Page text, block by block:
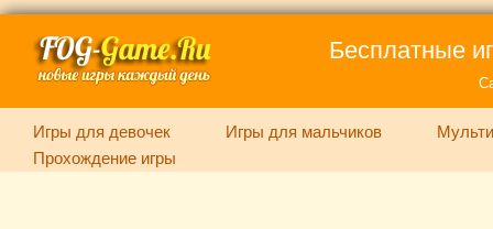
Бесплатные
Игры для девочек Игры для мальчиков
Прохождение игры